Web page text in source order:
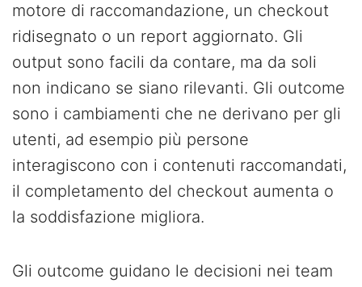
motore di raccomandazione, un checkout
ridisegnato o un report aggiornato. Gli
output sono facili da contare, ma da soli
non indicano se siano rilevanti. Gli outcome
sono i cambiamenti che ne derivano per gli
utenti, ad esempio più persone
interagiscono con i contenuti raccomandati,
il completamento del checkout aumenta o
la soddisfazione migliora.
Gli outcome guidano le decisioni nei team